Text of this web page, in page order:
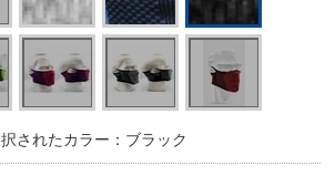
されたカラー：ブラック